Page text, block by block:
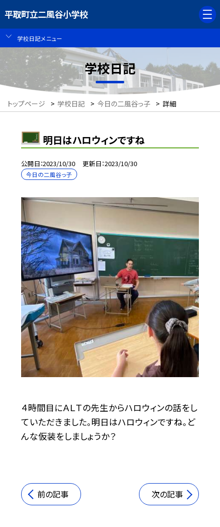
平取町立二風谷小学校
学校日記メニュー
学校日記
トップページ > 学校日記 > 今日の二風谷っ子 > 詳細
明日はハロウィンですね
公開日 2023/10/30 更新日 2023/10/30
今日の二風谷っ子
４時間目にＡＬＴの先生からハロウィンの話をし
ていただきました。明日はハロウィンですね。ど
んな仮装をしましょうか？
前の記事 次の記事